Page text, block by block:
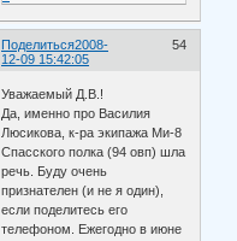
Поделиться 54
2008-
12-09 15:42:05
Уважаемый Д.В.!
Да, именно про Василия
Люсикова, к-ра экипажа Ми-8
Спасского полка (94 овп) шла
речь. Буду очень
признателен (и не я один),
если поделитесь его
телефоном. Ежегодно в июне